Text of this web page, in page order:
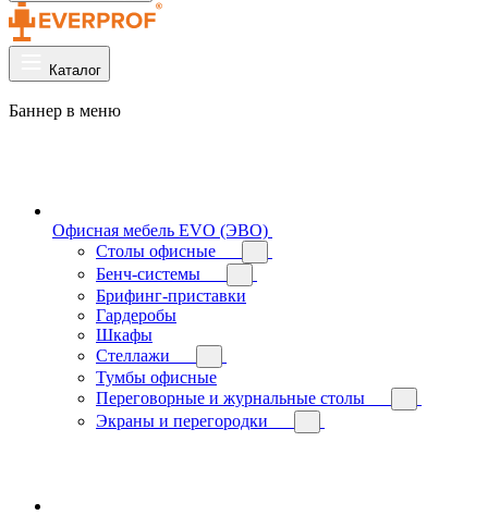
Каталог
Баннер в меню
Офисная мебель EVO (ЭВО)
Cтолы офисные
Бенч-системы
Брифинг-приставки
Гардеробы
Шкафы
Стеллажи
Тумбы офисные
Переговорные и журнальные столы
Экраны и перегородки